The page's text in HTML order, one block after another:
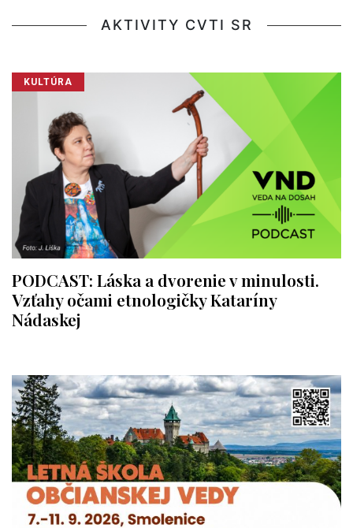
AKTIVITY CVTI SR
KULTÚRA
PODCAST: Láska a dvorenie v minulosti.
Vzťahy očami etnologičky Kataríny
Nádaskej